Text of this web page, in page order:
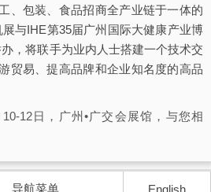
、包装、食品招商全产业链于一体的
与IHE第35届广州国际大健康产业博
，将联手为业内人士搭建一个技术交
贸易、提高品牌和企业知名度的高品
12日，广州•广交会展馆，与您相
导航菜单 English